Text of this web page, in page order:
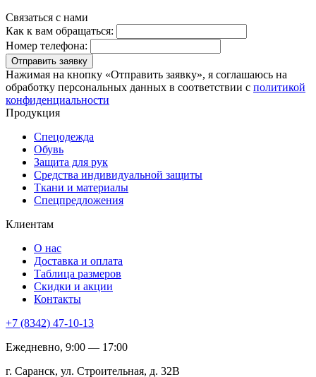
Связаться с нами
Как к вам обращаться:
Номер телефона:
Отправить заявку
Нажимая на кнопку «Отправить заявку», я соглашаюсь на
обработку персональных данных в соответствии с политикой
конфиденциальности
Продукция
Спецодежда
Обувь
Защита для рук
Средства индивидуальной защиты
Ткани и материалы
Спецпредложения
Клиентам
О нас
Доставка и оплата
Таблица размеров
Скидки и акции
Контакты
+7 (8342) 47-10-13
Ежедневно, 9:00 — 17:00
г. Саранск, ул. Строительная, д. 32В